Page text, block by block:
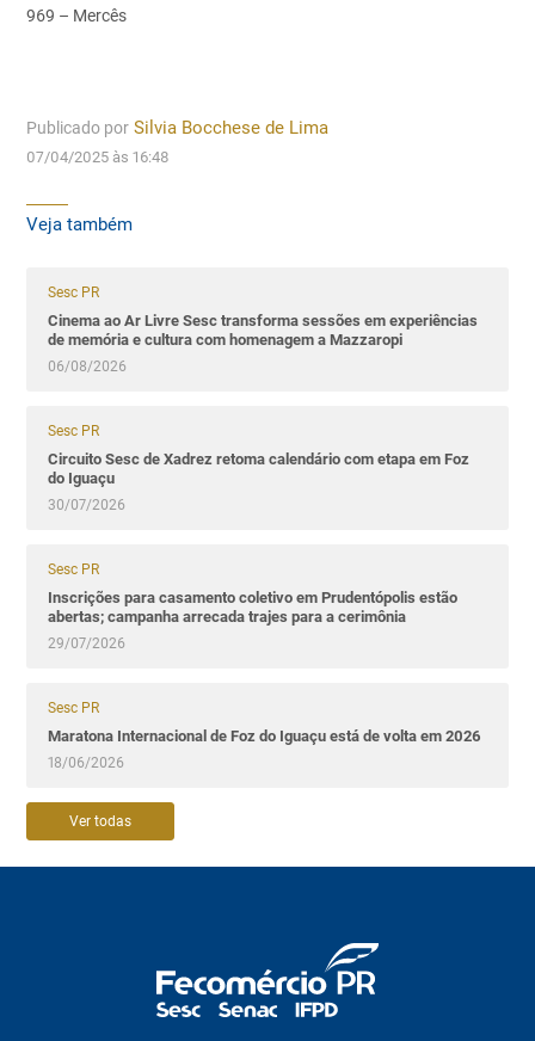
969 – Mercês
Publicado por Silvia Bocchese de Lima
07/04/2025 às 16:48
Veja também
Sesc PR
Cinema ao Ar Livre Sesc transforma sessões em experiências
de memória e cultura com homenagem a Mazzaropi
06/08/2026
Sesc PR
Circuito Sesc de Xadrez retoma calendário com etapa em Foz
do Iguaçu
30/07/2026
Sesc PR
Inscrições para casamento coletivo em Prudentópolis estão
abertas; campanha arrecada trajes para a cerimônia
29/07/2026
Sesc PR
Maratona Internacional de Foz do Iguaçu está de volta em 2026
18/06/2026
Ver todas